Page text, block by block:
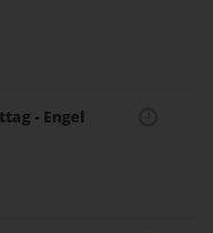
- Engel